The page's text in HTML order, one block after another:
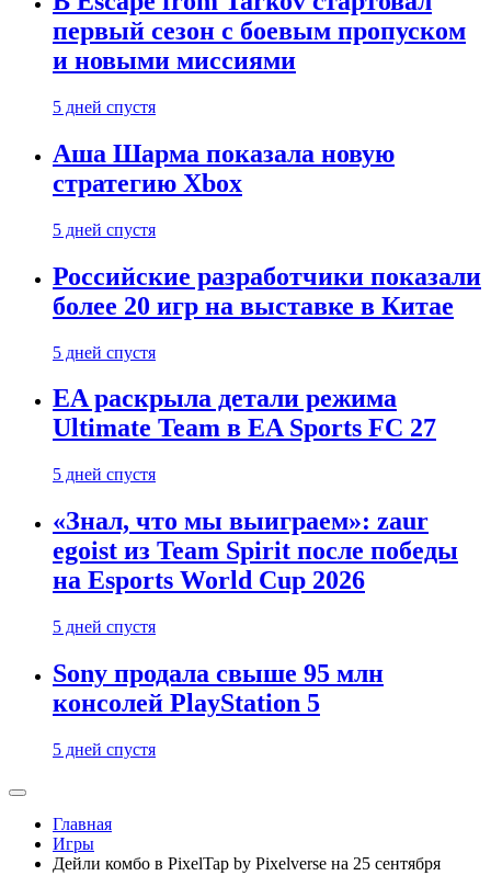
первый сезон с боевым пропуском
и новыми миссиями
5 дней спустя
Аша Шарма показала новую
стратегию Xbox
5 дней спустя
Российские разработчики показали
более 20 игр на выставке в Китае
5 дней спустя
EA раскрыла детали режима
Ultimate Team в EA Sports FC 27
5 дней спустя
«Знал, что мы выиграем»: zaur
egoist из Team Spirit после победы
на Esports World Cup 2026
5 дней спустя
Sony продала свыше 95 млн
консолей PlayStation 5
5 дней спустя
Главная
Игры
Дейли комбо в PixelTap by Pixelverse на 25 сентября